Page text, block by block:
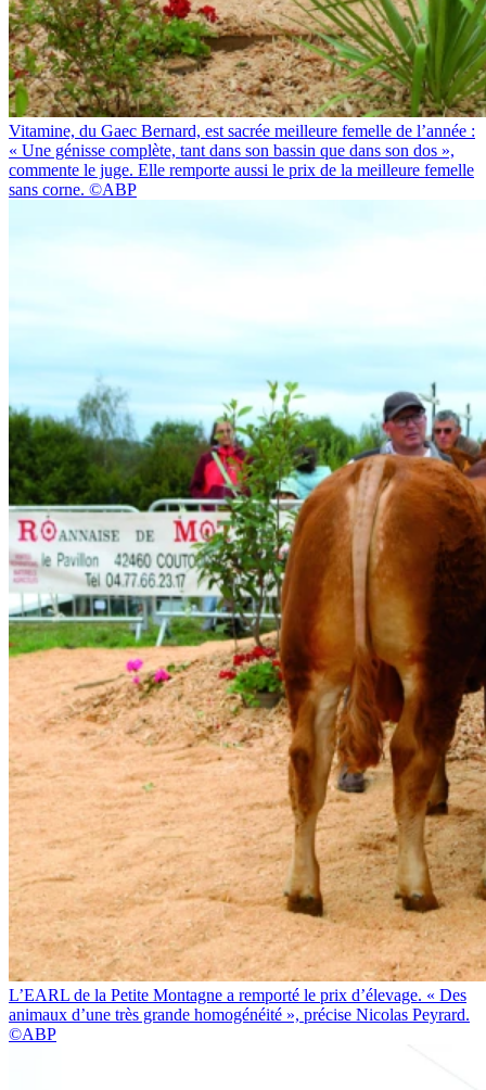
Vitamine, du Gaec Bernard, est sacrée meilleure femelle de l’année :
« Une génisse complète, tant dans son bassin que dans son dos »,
commente le juge. Elle remporte aussi le prix de la meilleure femelle
sans corne. ©ABP
L’EARL de la Petite Montagne a remporté le prix d’élevage. « Des
animaux d’une très grande homogénéité », précise Nicolas Peyrard.
©ABP